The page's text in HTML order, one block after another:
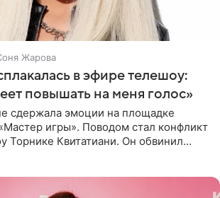
Жарова
в эфире телешоу:
повышать на меня голос»
сдержала эмоции на площадке
игры». Поводом стал конфликт
Торнике Квитатиани. Он обвинил